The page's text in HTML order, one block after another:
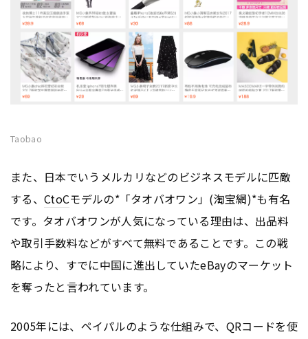
Taobao
また、日本でいうメルカリなどのビジネスモデルに匹敵
する、 CtoCモデルの*「タオバオワン」(淘宝網)*も有名
です。タオバオワンが人気になっている理由は、出品料
や取引手数料などがすべて無料であることです。この戦
略により、すでに中国に進出していたeBayのマーケット
を奪ったと言われています。
2005年には、ペイパルのような仕組みで、QRコードを使